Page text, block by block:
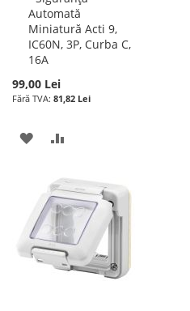
Automată
Miniatură Acti 9,
IC60N, 3P, Curba C,
16A
99,00 Lei
81,82 Lei
cos
ADAUGATI
LISTA
DE
DORINTE
COMPARARE